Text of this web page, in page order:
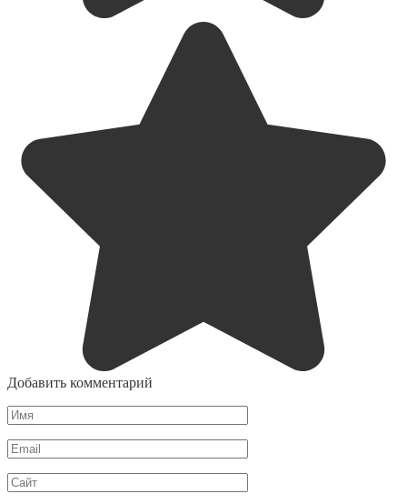
Добавить комментарий
Имя
Email
Сайт